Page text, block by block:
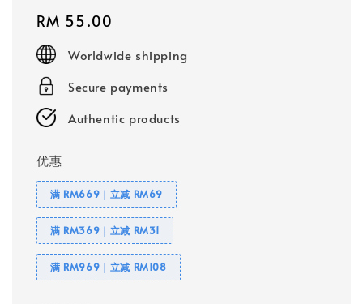
Regular
price
RM 55.00
Worldwide shipping
Secure payments
Authentic products
优惠
满 RM669｜立减 RM69
满 RM369｜立减 RM31
满 RM969｜立减 RM108